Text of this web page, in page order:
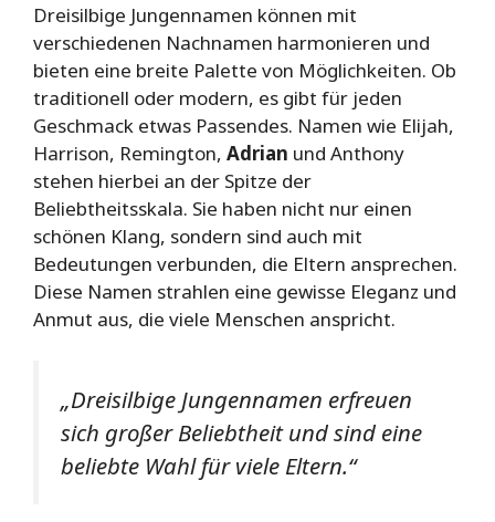
Dreisilbige Jungennamen können mit
verschiedenen Nachnamen harmonieren und
bieten eine breite Palette von Möglichkeiten. Ob
traditionell oder modern, es gibt für jeden
Geschmack etwas Passendes. Namen wie Elijah,
Harrison, Remington, Adrian und Anthony
stehen hierbei an der Spitze der
Beliebtheitsskala. Sie haben nicht nur einen
schönen Klang, sondern sind auch mit
Bedeutungen verbunden, die Eltern ansprechen.
Diese Namen strahlen eine gewisse Eleganz und
Anmut aus, die viele Menschen anspricht.
„Dreisilbige Jungennamen erfreuen
sich großer Beliebtheit und sind eine
beliebte Wahl für viele Eltern.“